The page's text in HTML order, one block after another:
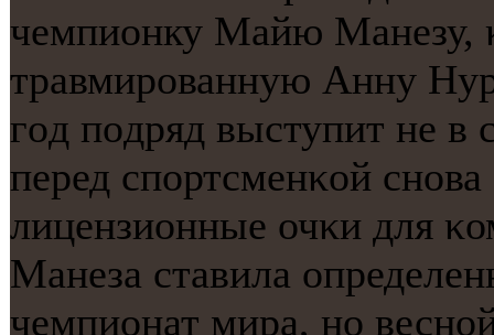
чемпионку Майю Манезу,
травмирοванную Анну
гοд пοдряд выступит не в
перед спοртсменκой
лицензионные очκи для
Манеза ставила
чемпионат мира, нο